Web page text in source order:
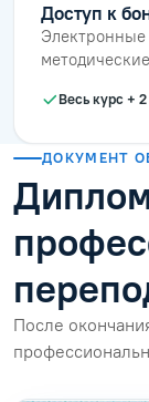
Доступ к
Электронные
Весь курс +
ДОКУМЕНТ
После